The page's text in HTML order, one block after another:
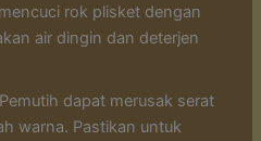
rok plisket dengan
air dingin dan deterjen
Pemutih dapat merusak serat
warna. Pastikan untuk